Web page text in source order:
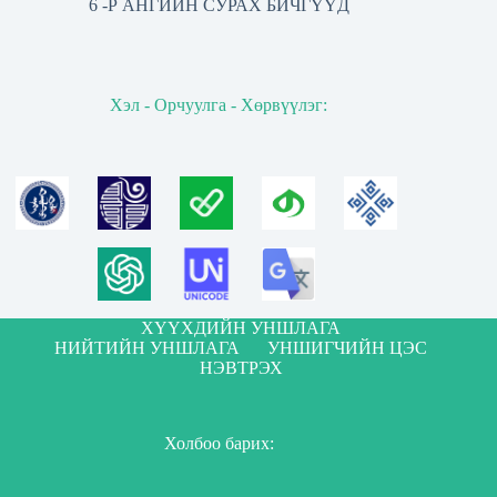
6 -Р АНГИЙН СУРАХ БИЧГҮҮД
Хэл - Орчуулга - Хөрвүүлэг:
ХҮҮХДИЙН УНШЛАГА
НИЙТИЙН УНШЛАГА
УНШИГЧИЙН ЦЭС
НЭВТРЭХ
Холбоо барих: